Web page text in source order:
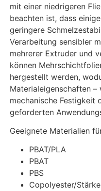
mit einer niedrigeren
beachten ist, dass
geringere
Verarbeitung sensibler
mehrerer Extruder und
können
hergestellt werden,
Materialeigenschaften
mechanische Festigkeit
geforderten
Geeignete Materialien
PBAT/PLA
PBAT
PBS
Copolyester/Stärke